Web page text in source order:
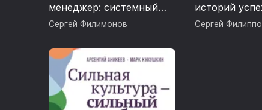
менеджер: системный
подход и лучшие
Сергей Филимонов
историй
Сергей